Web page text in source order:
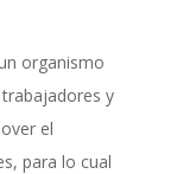
organismo
y
el
para lo cual